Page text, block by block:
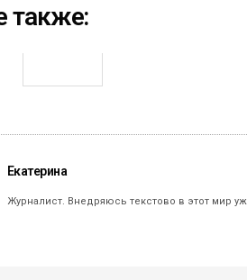
также:
Екатерина
Журналист. Внедряюсь текстово в этот мир